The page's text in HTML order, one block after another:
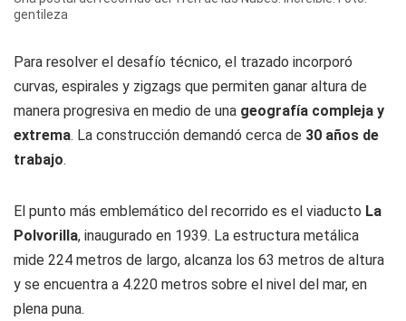
gentileza
Para resolver el desafío técnico, el trazado incorporó
curvas, espirales y zigzags que permiten ganar altura de
manera progresiva en medio de una geografía compleja y
extrema. La construcción demandó cerca de 30 años de
trabajo.
El punto más emblemático del recorrido es el viaducto La
Polvorilla, inaugurado en 1939. La estructura metálica
mide 224 metros de largo, alcanza los 63 metros de altura
y se encuentra a 4.220 metros sobre el nivel del mar, en
plena puna.